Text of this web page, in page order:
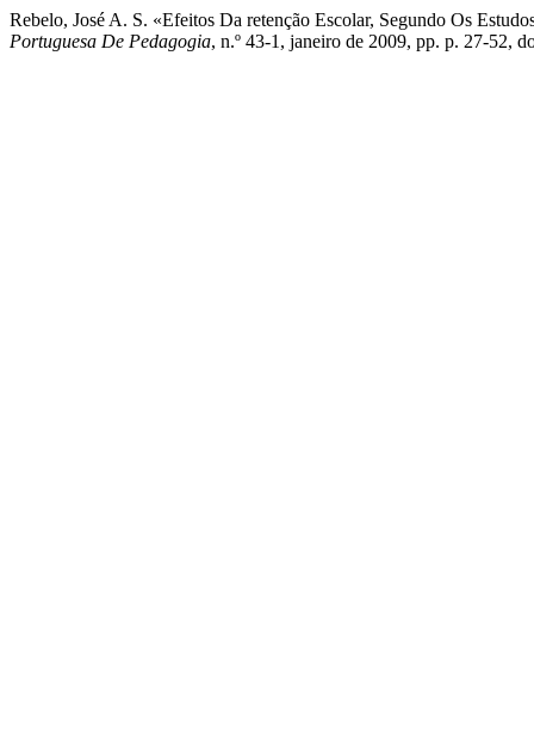
Rebelo, José A. S. «Efeitos Da retenção Escolar, Segundo Os
Portuguesa De Pedagogia, n.º 43-1, janeiro de 2009, pp. p. 27-52,